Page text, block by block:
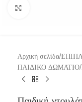
Αρχική σελίδα/
ΠΑΙΔΙΚΟ ΔΩΜΑΤΙΟ/